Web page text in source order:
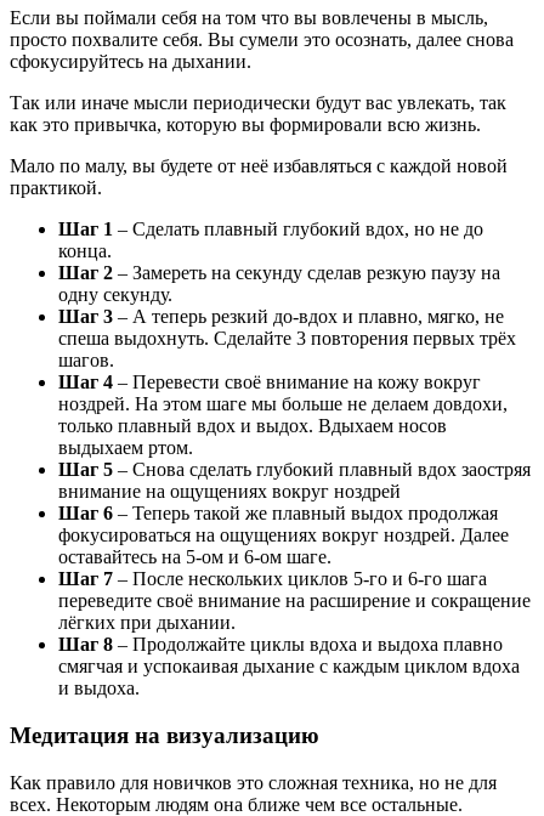
Если вы поймали себя на том что вы вовлечены в мысль,
просто похвалите себя. Вы сумели это осознать, далее снова
сфокусируйтесь на дыхании.
Так или иначе мысли периодически будут вас увлекать, так
как это привычка, которую вы формировали всю жизнь.
Мало по малу, вы будете от неё избавляться с каждой новой
практикой.
Шаг 1 – Сделать плавный глубокий вдох, но не до
конца.
Шаг 2 – Замереть на секунду сделав резкую паузу на
одну секунду.
Шаг 3 – А теперь резкий до-вдох и плавно, мягко, не
спеша выдохнуть. Сделайте 3 повторения первых трёх
шагов.
Шаг 4 – Перевести своё внимание на кожу вокруг
ноздрей. На этом шаге мы больше не делаем довдохи,
только плавный вдох и выдох. Вдыхаем носов
выдыхаем ртом.
Шаг 5 – Снова сделать глубокий плавный вдох заостряя
внимание на ощущениях вокруг ноздрей
Шаг 6 – Теперь такой же плавный выдох продолжая
фокусироваться на ощущениях вокруг ноздрей. Далее
оставайтесь на 5-ом и 6-ом шаге.
Шаг 7 – После нескольких циклов 5-го и 6-го шага
переведите своё внимание на расширение и сокращение
лёгких при дыхании.
Шаг 8 – Продолжайте циклы вдоха и выдоха плавно
смягчая и успокаивая дыхание с каждым циклом вдоха
и выдоха.
Медитация на визуализацию
Как правило для новичков это сложная техника, но не для
всех. Некоторым людям она ближе чем все остальные.